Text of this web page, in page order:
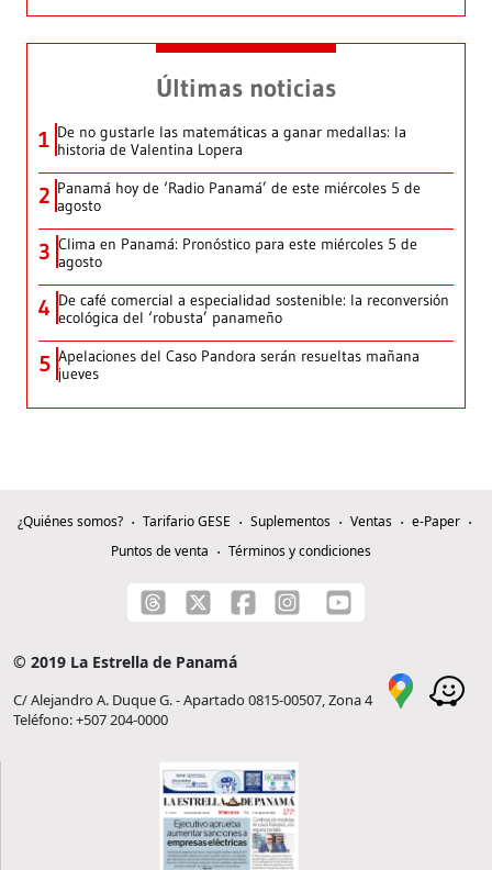
Últimas noticias
1 De no gustarle las matemáticas a ganar medallas: la
historia de Valentina Lopera
2 Panamá hoy de ‘Radio Panamá’ de este miércoles 5 de
agosto
3 Clima en Panamá: Pronóstico para este miércoles 5 de
agosto
4 De café comercial a especialidad sostenible: la reconversión
ecológica del ‘robusta’ panameño
5 Apelaciones del Caso Pandora serán resueltas mañana
jueves
¿Quiénes somos? Tarifario GESE Suplementos Ventas
e-Paper
Puntos de venta
Términos y condiciones
© 2019 La Estrella de Panamá
C/ Alejandro A. Duque G. - Apartado 0815-00507, Zona 4
Teléfono: +507 204-0000